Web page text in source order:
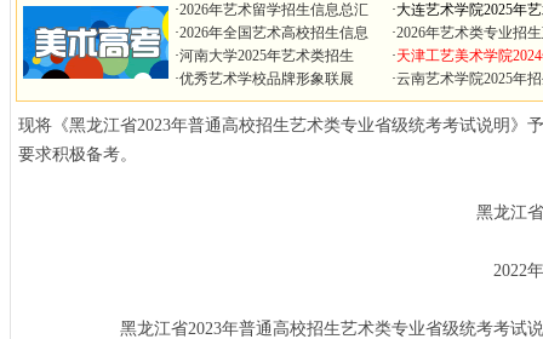
·2026年艺术留学招生信息总汇
·2026年全国艺术高校招生信息
·河南大学2025年艺术类招生
·优秀艺术学校品牌形象联展
·大连艺术学院2025年
·2026年艺术类专业招
·天津工艺美术学院
·云南艺术学院2025年
现将《黑龙江省2023年普通高校招生艺术类专业省级统考考试说明》
要求积极备考。
黑龙江省招生考
2022年9月29
黑龙江省2023年普通高校招生艺术类专业省级统考考试